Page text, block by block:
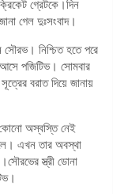
গ্রেটকে।দিন
গেল দুঃসংবাদ।
সৌরভ। নিশ্চিত হতে পরে
পজিটিভ। সোমবার
বরাত দিয়ে জানায়
কোনো অস্বস্তি নেই
এখন তার অবস্থা
স্ত্রী ডোনা